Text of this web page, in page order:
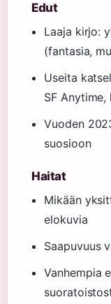
Edut
Laaja kirjo:
(fantasia,
Useita
SF
Vuoden
suosioon
Haitat
Mikään
elokuvia
Saapuvuus
Vanhempia